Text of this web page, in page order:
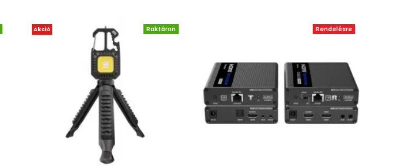
Akció Raktáron Rendelésre